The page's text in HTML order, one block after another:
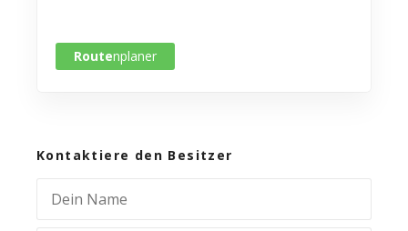
Routenplaner
Kontaktiere den Besitzer